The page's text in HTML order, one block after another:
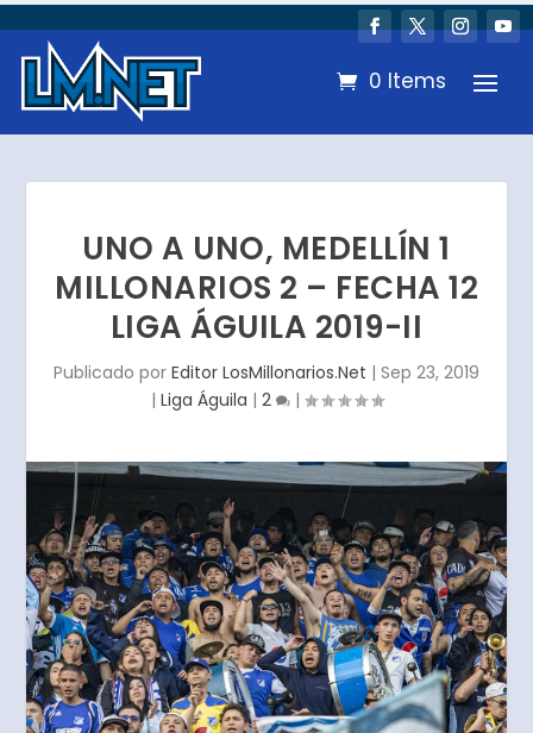
0 Items
UNO A UNO, MEDELLÍN 1
MILLONARIOS 2 – FECHA 12
LIGA ÁGUILA 2019-II
Publicado por Editor LosMillonarios.Net | Sep 23, 2019
| Liga Águila | 2 |